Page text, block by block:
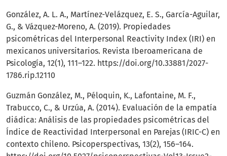
González, A. L. A., Martínez-Velázquez, E. S., García-Aguilar,
G., & Vázquez-Moreno, A. (2019). Propiedades
psicométricas del Interpersonal Reactivity Index (IRI) en
mexicanos universitarios. Revista Iberoamericana de
Psicología, 12(1), 111–122. https://doi.org/10.33881/2027-
1786.rip.12110
Guzmán González, M., Péloquin, K., Lafontaine, M. F.,
Trabucco, C., & Urzúa, A. (2014). Evaluación de la empatía
diádica: Análisis de las propiedades psicométricas del
Índice de Reactividad Interpersonal en Parejas (IRIC-C) en
contexto chileno. Psicoperspectivas, 13(2), 156–164.